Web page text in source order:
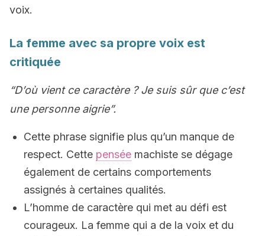
voix.
La femme avec sa propre voix est
critiquée
“D’où vient ce caractère ? Je suis sûr que c’est
une personne aigrie”.
Cette phrase signifie plus qu’un manque de
respect. Cette pensée machiste se dégage
également de certains comportements
assignés à certaines qualités.
L’homme de caractère qui met au défi est
courageux. La femme qui a de la voix et du